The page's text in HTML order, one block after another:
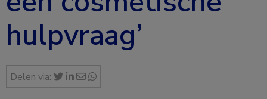
hulpvraag’
Delen via: